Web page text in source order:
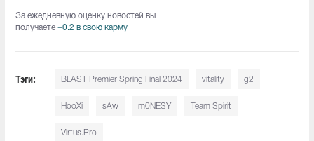
За ежедневную оценку новостей вы
получаете +0.2 в свою карму
Тэги: BLAST Premier Spring Final 2024 vitality g2
HooXi sAw m0NESY Team Spirit
Virtus.Pro